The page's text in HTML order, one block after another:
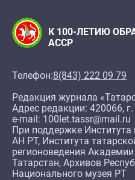
К 100-ЛЕТИЮ
АССР
Телефон:8(843) 222 09 79
Редакция журнала
Адрес редакции: 420066,
e-mail: 100let.tassr@mail.ru
При поддержке
АН РТ, Института
регионоведения
Татарстан, Архивов
Национального музея РТ